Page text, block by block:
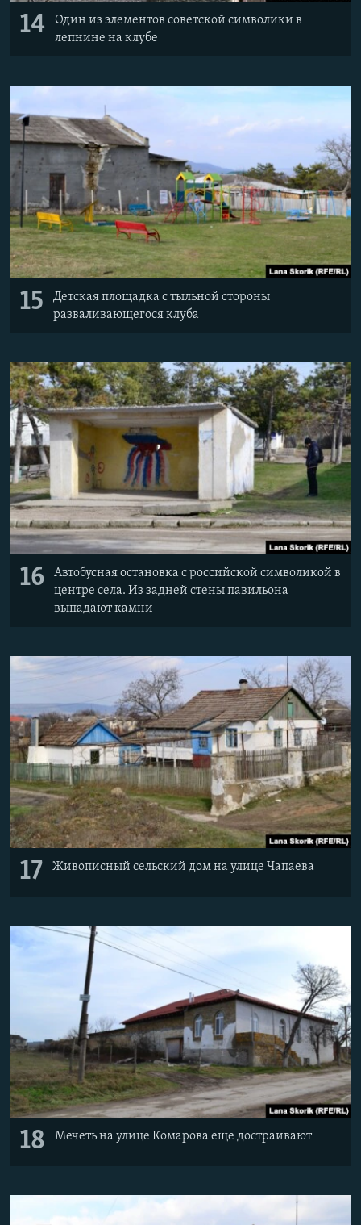
14
Один из элементов советской символики в
лепнине на клубе
15
Детская площадка с тыльной стороны
разваливающегося клуба
16
Автобусная остановка с российской символикой в
центре села. Из задней стены павильона
выпадают камни
17 Живописный сельский дом на улице Чапаева
18 Мечеть на улице Комарова еще достраивают